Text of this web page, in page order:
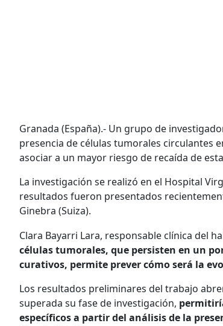
Granada (España).- Un grupo de
presencia de células tumorales circulantes
asociar a un mayor riesgo de recaída de
La investigación se realizó en el Hospital
resultados fueron presentados
Ginebra (Suiza).
Clara Bayarri Lara, responsable clínica del
células tumorales, que persisten en un
curativos, permite prever cómo será la
Los resultados preliminares del trabajo
superada su fase de investigación,
específicos a partir del análisis de la